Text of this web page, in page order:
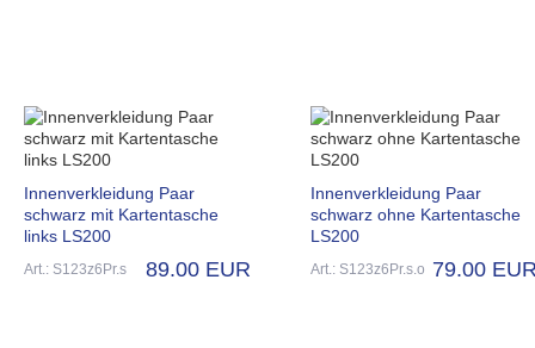
Innenverkleidung Paar
schwarz mit Kartentasche
links LS200
Art.: S123z6Pr.s 89.00 EUR
Innenverkleidung Paar
schwarz ohne Kartentasche
LS200
Art.: S123z6Pr.s.o 79.00